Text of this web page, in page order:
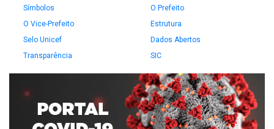
Símbolos
O Prefeito
O Vice-Prefeito
Estrutura
Selo Unicef
Dados Abertos
Transparência
SIC